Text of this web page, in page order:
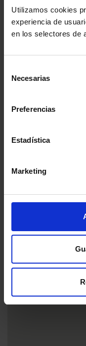
Utilizamos cookies
experiencia de
en los selectores de
Necesarias
Preferencias
Estadística
Marketing
FUNDACIÓN
- Carrer Enric
43005, España
: 19
Fin: 19 febrero